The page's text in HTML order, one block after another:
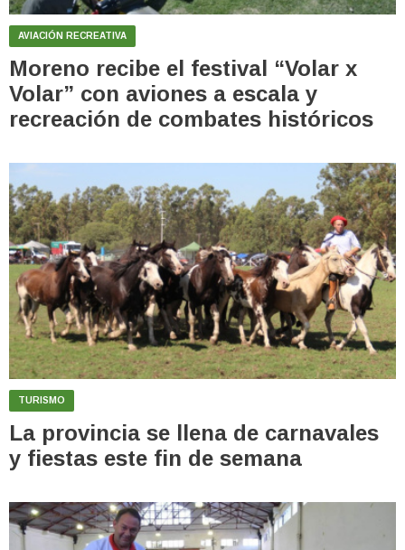
AVIACIÓN RECREATIVA
Moreno recibe el festival “Volar x
Volar” con aviones a escala y
recreación de combates históricos
TURISMO
La provincia se llena de carnavales
y fiestas este fin de semana